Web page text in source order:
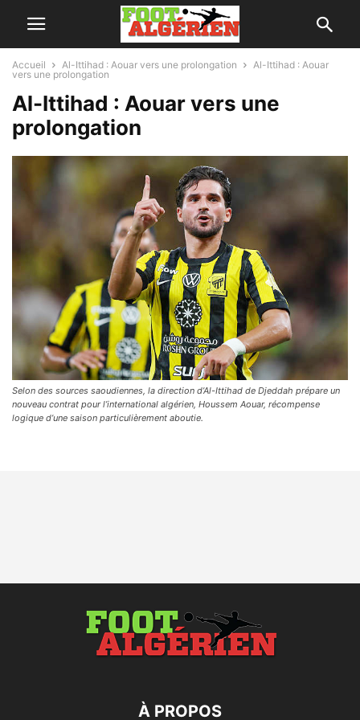
Accueil Al-Ittihad : Aouar vers une prolongation
Al-Ittihad : Aouar
vers une prolongation
Al-Ittihad : Aouar vers une
prolongation
Selon des sources saoudiennes, la direction d’Al-Ittihad de Djeddah prépare un
nouveau contrat pour l’international algérien, Houssem Aouar, récompense
logique d’une saison particulièrement aboutie.
À PROPOS